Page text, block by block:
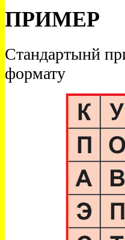
ПРИМЕР
Стандартынй
формату